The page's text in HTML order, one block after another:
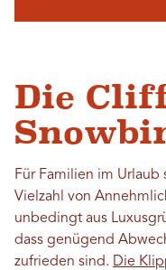
Die
Für Familien im
Vielzahl von
unbedingt aus
dass genügend
zufrieden sind. Die